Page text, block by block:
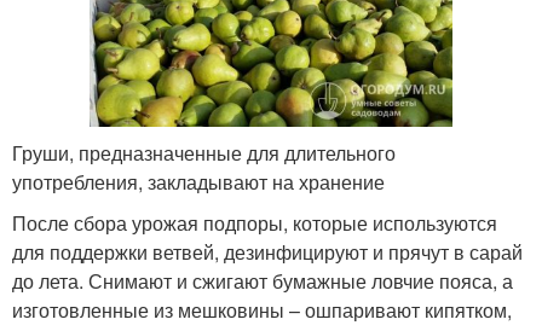
Груши, предназначенные для длительного
употребления, закладывают на хранение
После сбора урожая подпоры, которые используются
для поддержки ветвей, дезинфицируют и прячут в сарай
до лета. Снимают и сжигают бумажные ловчие пояса, а
изготовленные из мешковины – ошпаривают кипятком,